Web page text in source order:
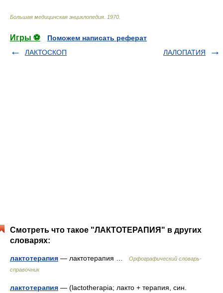
Большая медицинская энциклопедия 1970
Игры ⚽
Поможем написать реферат
ЛАКТОСКОП
ЛАЛОПАТИЯ
Смотреть что такое "ЛАКТОТЕРАПИЯ" в других
словарях:
лактотерапия — лактотерапия …
Орфографический словарь-
справочник
лактотерапия — (lactotherapia; лакто + терапия, син.